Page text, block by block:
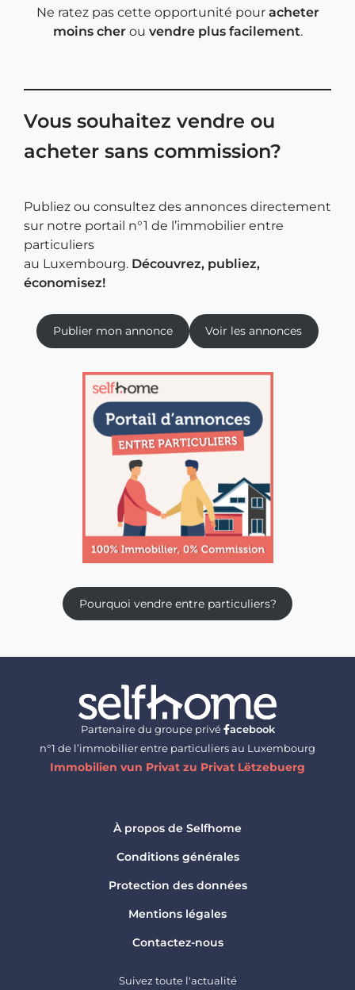
Ne ratez pas cette opportunité pour acheter
moins cherou vendre plus facilement.
Vous souhaitez vendre ou
acheter sans commission?
Publiez ou consultez des annonces directement
sur notre portail n°1 de l’immobilier entre
particuliers
au Luxembourg. Découvrez, publiez,
économisez!
Publier mon annonce Voir les annonces
Pourquoi vendre entre particuliers?
Partenaire du groupe privé
acebook
n°1 de l’immobilier entre particuliers au Luxembourg
Immobilien vun Privat zu Privat Lëtzebuerg
À propos de Selfhome
Conditions générales
Protection des données
Mentions légales
Contactez-nous
Suivez toute l'actualité